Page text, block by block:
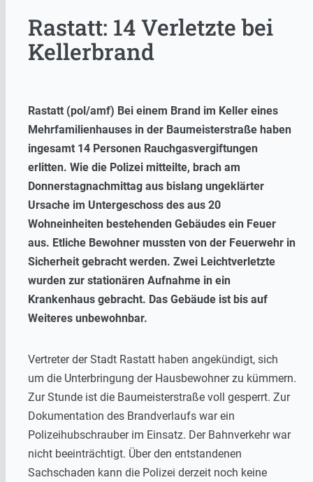
Rastatt: 14 Verletzte bei
Kellerbrand
Rastatt (pol/amf) Bei einem Brand im Keller eines
Mehrfamilienhauses in der Baumeisterstraße haben
ingesamt 14 Personen Rauchgasvergiftungen
erlitten. Wie die Polizei mitteilte, brach am
Donnerstagnachmittag aus bislang ungeklärter
Ursache im Untergeschoss des aus 20
Wohneinheiten bestehenden Gebäudes ein Feuer
aus. Etliche Bewohner mussten von der Feuerwehr in
Sicherheit gebracht werden. Zwei Leichtverletzte
wurden zur stationären Aufnahme in ein
Krankenhaus gebracht. Das Gebäude ist bis auf
Weiteres unbewohnbar.
Vertreter der Stadt Rastatt haben angekündigt, sich
um die Unterbringung der Hausbewohner zu kümmern.
Zur Stunde ist die Baumeisterstraße voll gesperrt. Zur
Dokumentation des Brandverlaufs war ein
Polizeihubschrauber im Einsatz. Der Bahnverkehr war
nicht beeinträchtigt. Über den entstandenen
Sachschaden kann die Polizei derzeit noch keine